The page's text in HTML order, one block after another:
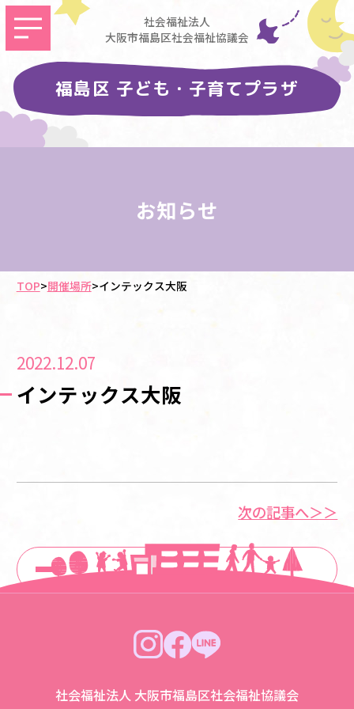
社会福祉法人
大阪市福島区社会福祉協議会
福島区 子ども・子育てプラザ
お知らせ
TOP>開催場所>インテックス大阪
2022.12.07
インテックス大阪
一覧に戻る
次の記事へ＞＞
社会福祉法人 大阪市福島区社会福祉協議会